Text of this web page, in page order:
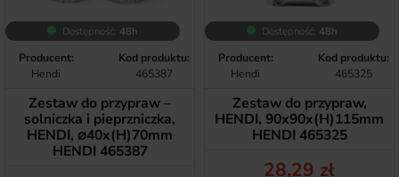
Dostępność: 48h
Producent:
Hendi
Kod produktu:
465387
Zestaw do przypraw –
solniczka i pieprzniczka,
HENDI, ⌀40x(H)70mm
HENDI 465387
Dostępność: 48h
Producent:
Hendi
Kod produktu:
465325
Zestaw do przypraw,
HENDI, 90x90x(H)115mm
HENDI 465325
Cena
28,29 zł